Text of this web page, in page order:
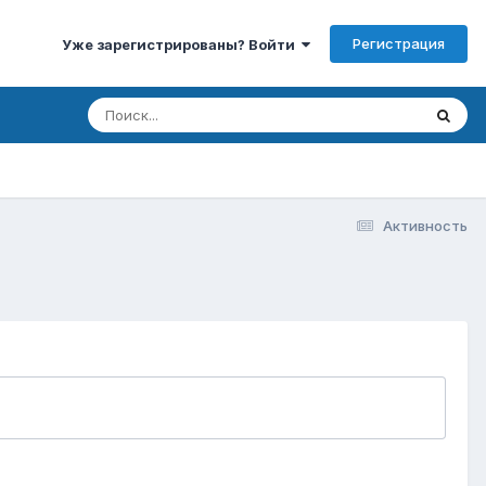
Уже зарегистрированы? Войти Регистрация
Активность